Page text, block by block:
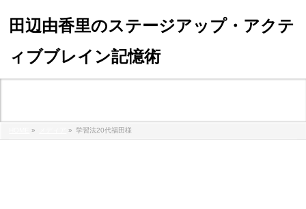
田辺由香里のステージアップ・アクテ
ィブブレイン記憶術
» » 学習法20代福田様